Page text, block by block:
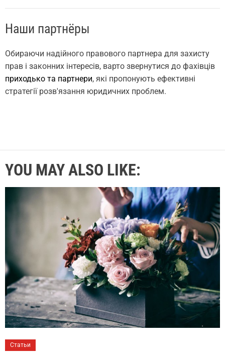
Наши партнёры
Обираючи надійного правового партнера для захисту
прав і законних інтересів, варто звернутися до фахівців
приходько та партнери, які пропонують ефективні
стратегії розв'язання юридичних проблем.
YOU MAY ALSO LIKE:
Статьи